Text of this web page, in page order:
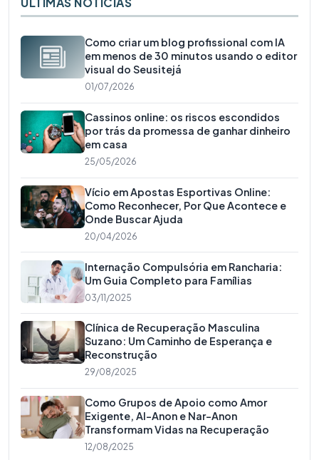
Como criar um blog profissional com IA
em menos de 30 minutos usando o editor
visual do Seusitejá
01/07/2026
Cassinos online: os riscos escondidos
por trás da promessa de ganhar dinheiro
em casa
25/05/2026
Vício em Apostas Esportivas Online:
Como Reconhecer, Por Que Acontece e
Onde Buscar Ajuda
20/04/2026
Internação Compulsória em Rancharia:
Um Guia Completo para Famílias
03/11/2025
Clínica de Recuperação Masculina
Suzano: Um Caminho de Esperança e
Reconstrução
29/08/2025
Como Grupos de Apoio como Amor
Exigente, Al-Anon e Nar-Anon
Transformam Vidas na Recuperação
12/08/2025